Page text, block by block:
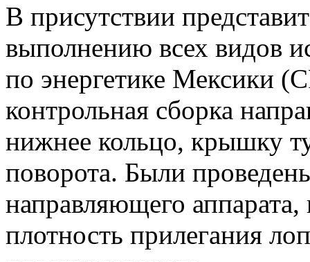
В присутствии
выполнению всех видов
по энергетике Мексики
контрольная сборка
нижнее кольцо, крышку
поворота. Были
направляющего аппарата,
плотность прилегания